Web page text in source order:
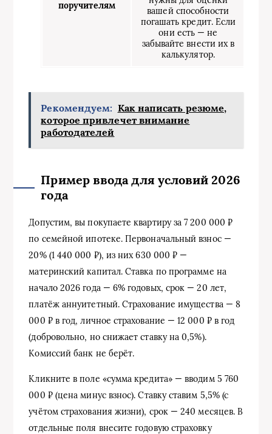
поручителям
вашей способности
погашать кредит. Если
они есть — не
забывайте внести их в
калькулятор.
Рекомендуем: Как написать резюме,
которое привлечет внимание
работодателей
Пример ввода для условий 2026
года
Допустим, вы покупаете квартиру за 7 200 000 ₽
по семейной ипотеке. Первоначальный взнос —
20% (1 440 000 ₽), из них 630 000 ₽ —
материнский капитал. Ставка по программе на
начало 2026 года — 6% годовых, срок — 20 лет,
платёж аннуитетный. Страхование имущества — 8
000 ₽ в год, личное страхование — 12 000 ₽ в год
(добровольно, но снижает ставку на 0,5%).
Комиссий банк не берёт.
Кликните в поле «сумма кредита» — вводим 5 760
000 ₽ (цена минус взнос). Ставку ставим 5,5% (с
учётом страхования жизни), срок — 240 месяцев. В
отдельные поля внесите годовую страховку